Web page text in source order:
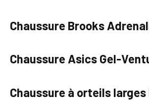
Chaussure Brooks
Chaussure Asics Gel-
Chaussure à orteils